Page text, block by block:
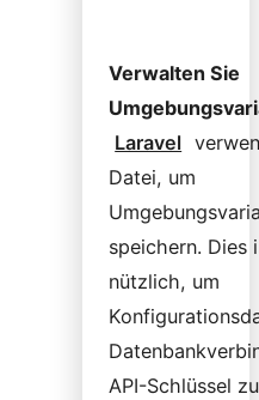
Verwalten Sie
Laravel
Datei, um
speichern. Dies
nützlich, um
API-Schlüssel